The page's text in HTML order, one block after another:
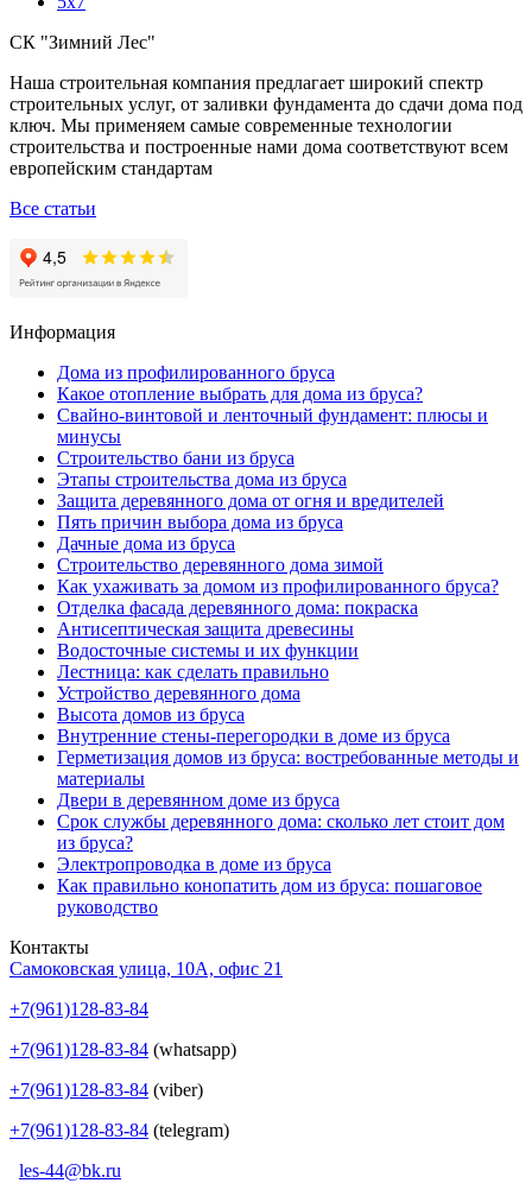
СК "Зимний Лес"
Наша строительная компания предлагает широкий спектр
строительных услуг, от заливки фундамента до сдачи дома под
ключ. Мы применяем самые современные технологии
строительства и построенные нами дома соответствуют всем
европейским стандартам
Все статьи
Информация
Дома из профилированного бруса
Какое отопление выбрать для дома из бруса?
Свайно-винтовой и ленточный фундамент: плюсы и
минусы
Строительство бани из бруса
Этапы строительства дома из бруса
Защита деревянного дома от огня и вредителей
Пять причин выбора дома из бруса
Дачные дома из бруса
Строительство деревянного дома зимой
Как ухаживать за домом из профилированного бруса?
Отделка фасада деревянного дома: покраска
Антисептическая защита древесины
Водосточные системы и их функции
Лестница: как сделать правильно
Устройство деревянного дома
Высота домов из бруса
Внутренние стены-перегородки в доме из бруса
Герметизация домов из бруса: востребованные методы и
материалы
Двери в деревянном доме из бруса
Срок службы деревянного дома: сколько лет стоит дом
из бруса?
Электропроводка в доме из бруса
Как правильно конопатить дом из бруса: пошаговое
руководство
Контакты
Самоковская улица, 10А, офис 21
+7(961)128-83-84
+7(961)128-83-84 (whatsapp)
+7(961)128-83-84 (viber)
+7(961)128-83-84 (telegram)
les-44@bk.ru